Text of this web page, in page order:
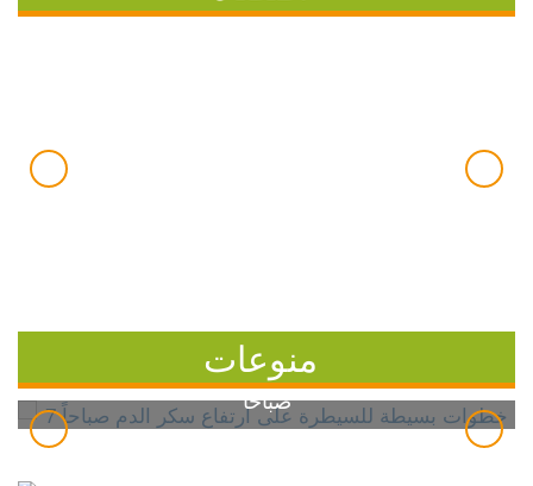
منوعات
7 خطوات بسيطة للسيطرة على ارتفاع سكر الدم
صباحاً